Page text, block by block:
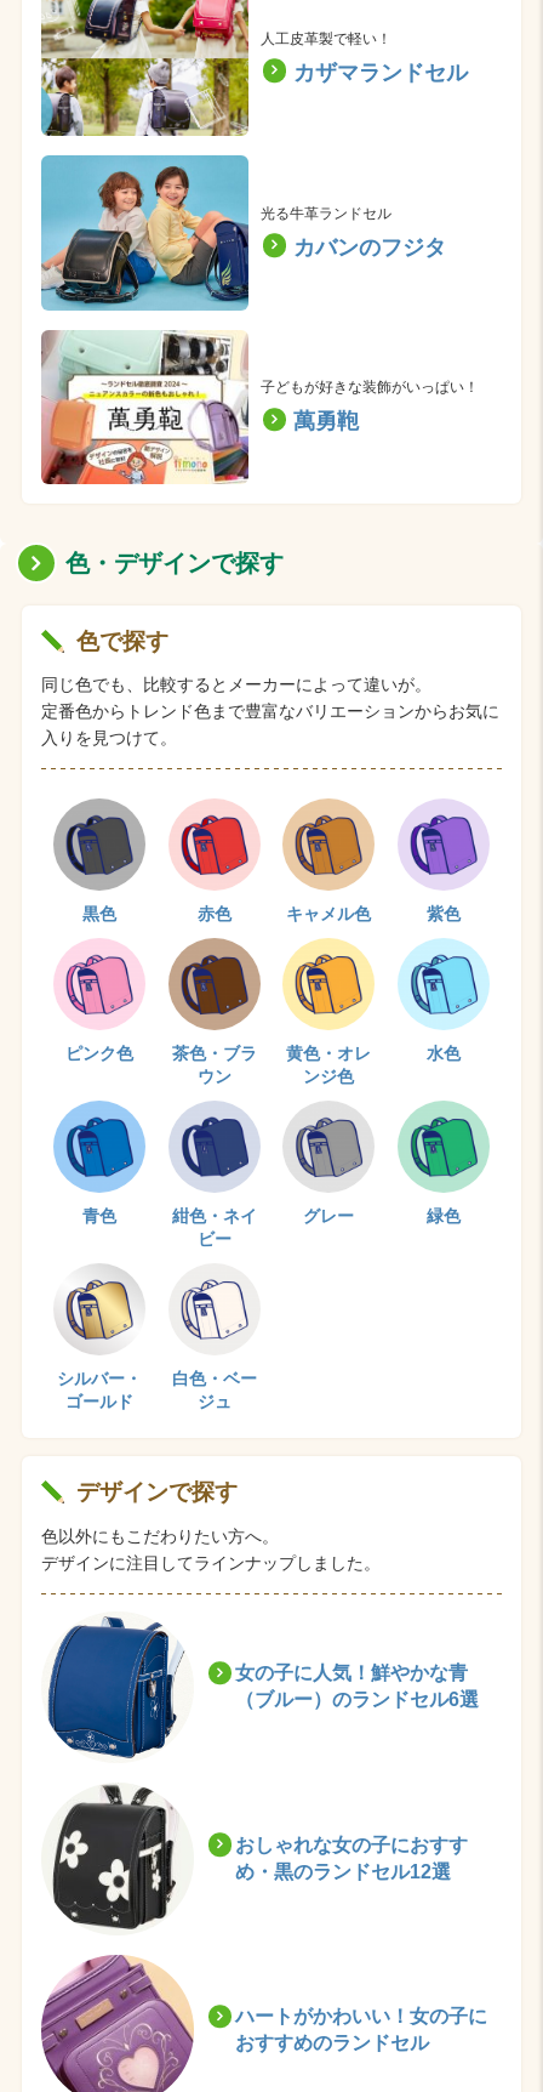
人工皮革製で軽い！
カザマランドセル
光る牛革ランドセル
カバンのフジタ
子どもが好きな装飾がいっぱい！
萬勇鞄
色・デザインで探す
色で探す
同じ色でも、比較するとメーカーによって違いが。
定番色からトレンド色まで豊富なバリエーションからお気に
入りを見つけて。
黒色 赤色 キャメル色 紫色
ピンク色
茶色・ブラ
ウン
黄色・オレ
ンジ色
水色
青色
紺色・ネイ
ビー
グレー 緑色
シルバー・
ゴールド
白色・ベー
ジュ
デザインで探す
色以外にもこだわりたい方へ。
デザインに注目してラインナップしました。
女の子に人気！鮮やかな青
（ブルー）のランドセル6選
おしゃれな女の子におすす
め・黒のランドセル12選
ハートがかわいい！女の子に
おすすめのランドセル